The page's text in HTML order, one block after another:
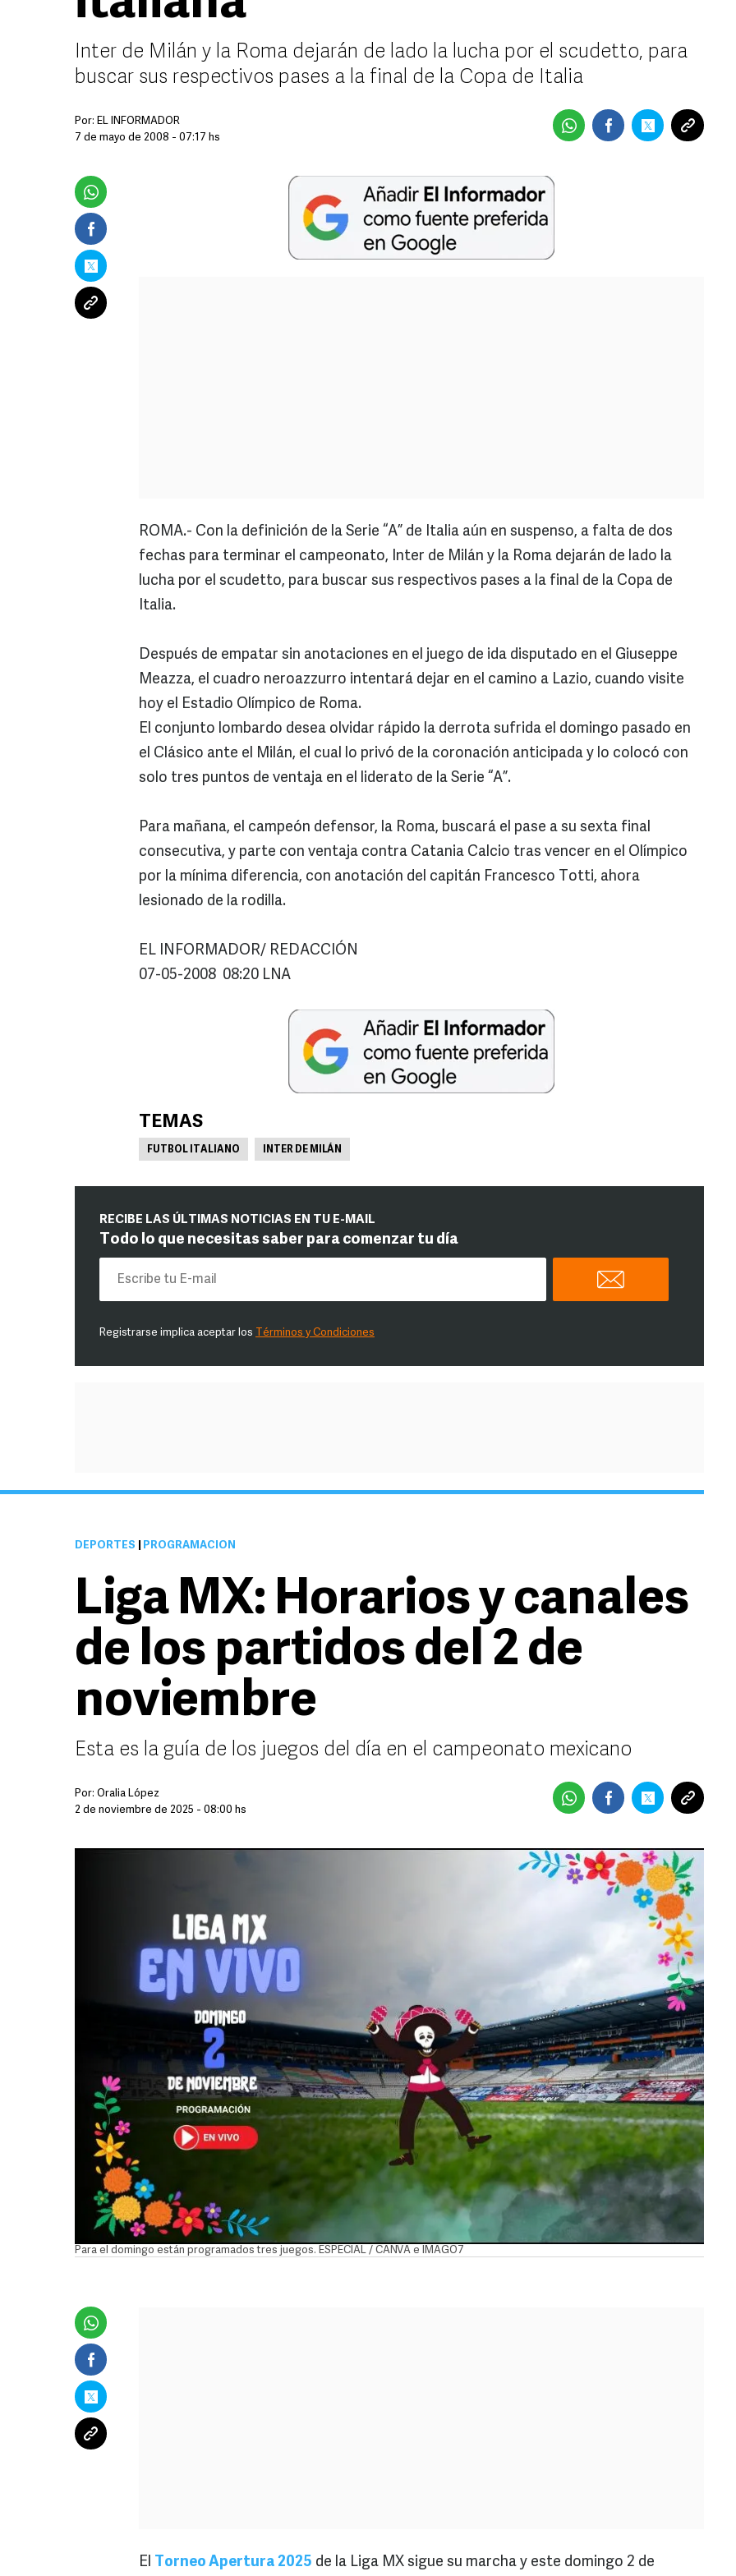
Inter de Milán y la Roma dejarán de lado la lucha por el scudetto, para
buscar sus respectivos pases a la final de la Copa de Italia
Por: EL INFORMADOR
7 de mayo de 2008 - 07:17 hs
ROMA.- Con la definición de la Serie “A” de Italia aún en suspenso, a falta de dos
fechas para terminar el campeonato, Inter de Milán y la Roma dejarán de lado la
lucha por el scudetto, para buscar sus respectivos pases a la final de la Copa de
Italia.
Después de empatar sin anotaciones en el juego de ida disputado en el Giuseppe
Meazza, el cuadro neroazzurro intentará dejar en el camino a Lazio, cuando visite
hoy el Estadio Olímpico de Roma.
El conjunto lombardo desea olvidar rápido la derrota sufrida el domingo pasado en
el Clásico ante el Milán, el cual lo privó de la coronación anticipada y lo colocó con
solo tres puntos de ventaja en el liderato de la Serie “A”.
Para mañana, el campeón defensor, la Roma, buscará el pase a su sexta final
consecutiva, y parte con ventaja contra Catania Calcio tras vencer en el Olímpico
por la mínima diferencia, con anotación del capitán Francesco Totti, ahora
lesionado de la rodilla.
EL INFORMADOR/ REDACCIÓN
07-05-2008 08:20 LNA
TEMAS
FUTBOL ITALIANO INTER DE MILÁN
RECIBE LAS ÚLTIMAS NOTICIAS EN TU E-MAIL
Todo lo que necesitas saber para comenzar tu día
Registrarse implica aceptar los Términos y Condiciones
DEPORTES PROGRAMACIÓN
Liga MX: Horarios y canales
de los partidos del 2 de
noviembre
Esta es la guía de los juegos del día en el campeonato mexicano
Por: Oralia López
2 de noviembre de 2025 - 08:00 hs
Para el domingo están programados tres juegos. ESPECIAL / CANVA e IMAGO7
El Torneo Apertura 2025 de la Liga MX sigue su marcha y este domingo 2 de